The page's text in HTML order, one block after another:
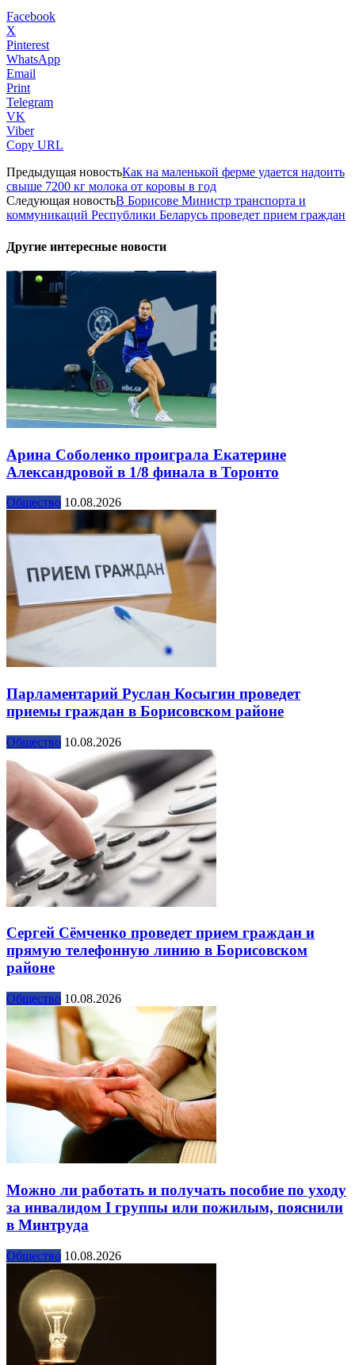
Facebook
X
Pinterest
WhatsApp
Email
Print
Telegram
VK
Viber
Copy URL
Предыдущая новостьКак на маленькой ферме удается надоить
свыше 7200 кг молока от коровы в год
Следующая новостьВ Борисове Министр транспорта и
коммуникаций Республики Беларусь проведет прием граждан
Другие интересные новости
Арина Соболенко проиграла Екатерине
Александровой в 1/8 финала в Торонто
Общество 10.08.2026
Парламентарий Руслан Косыгин проведет
приемы граждан в Борисовском районе
Общество 10.08.2026
Сергей Сёмченко проведет прием граждан и
прямую телефонную линию в Борисовском
районе
Общество 10.08.2026
Можно ли работать и получать пособие по уходу
за инвалидом I группы или пожилым, пояснили
в Минтруда
Общество 10.08.2026